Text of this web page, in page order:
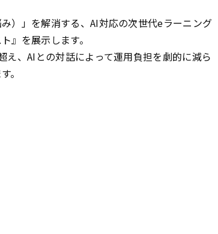
）」を解消する、AI対応の次世代eラーニング
』を展示します。
、AIとの対話によって運用負担を劇的に減ら
。